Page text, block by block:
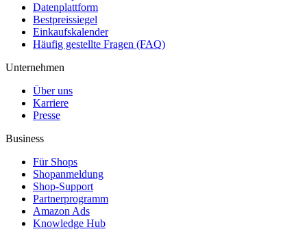
Datenplattform
Bestpreissiegel
Einkaufskalender
Häufig gestellte Fragen (FAQ)
Unternehmen
Über uns
Karriere
Presse
Business
Für Shops
Shopanmeldung
Shop-Support
Partnerprogramm
Amazon Ads
Knowledge Hub